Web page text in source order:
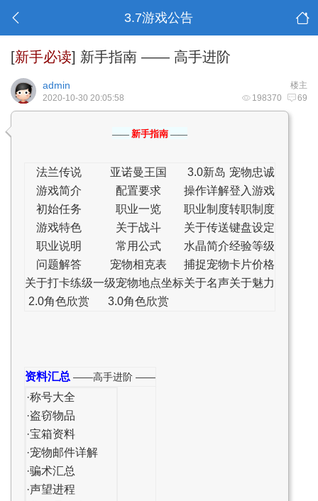
3.7游戏公告
[新手必读] 新手指南 —— 高手进阶
楼主
admin
198370 69
2020-10-30 20:05:58
—— 新手指南 ——
法兰传说 亚诺曼王国 3.0新岛 宠物忠诚
游戏简介
配置要求 操作详解登入游戏
初始任务
职业一览 职业制度转职制度
游戏特色
关于战斗 关于传送键盘设定
职业说明
常用公式 水晶简介经验等级
问题解答
宠物相克表 捕捉宠物卡片价格
关于打卡练级一级宠物地点坐标关于名声关于魅力
2.0角色欣赏
3.0角色欣赏
资料汇总 ——高手进阶 ——
·称号大全
·盗窃物品
·宝箱资料
·宠物邮件详解
·骗术汇总
·声望进程